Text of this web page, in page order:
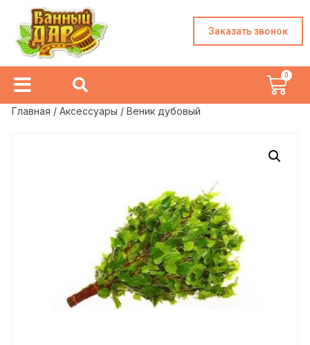
Заказать звонок
Главная /Аксессуары / Веник дубовый